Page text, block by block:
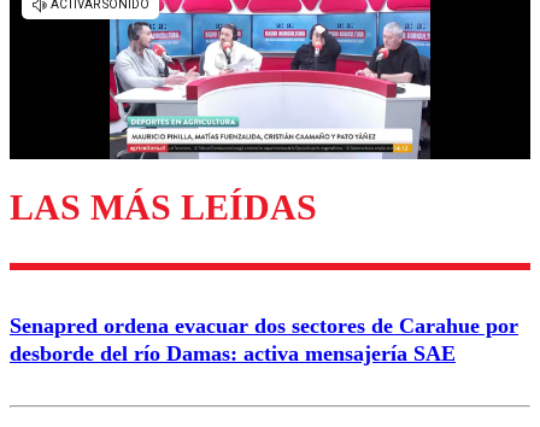
LAS MÁS LEÍDAS
Senapred ordena evacuar dos sectores de Carahue por
desborde del río Damas: activa mensajería SAE